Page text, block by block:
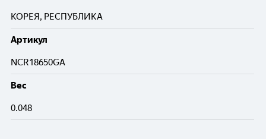
КОРЕЯ, РЕСПУБЛИКА
Артикул
NCR18650GA
Вес
0.048